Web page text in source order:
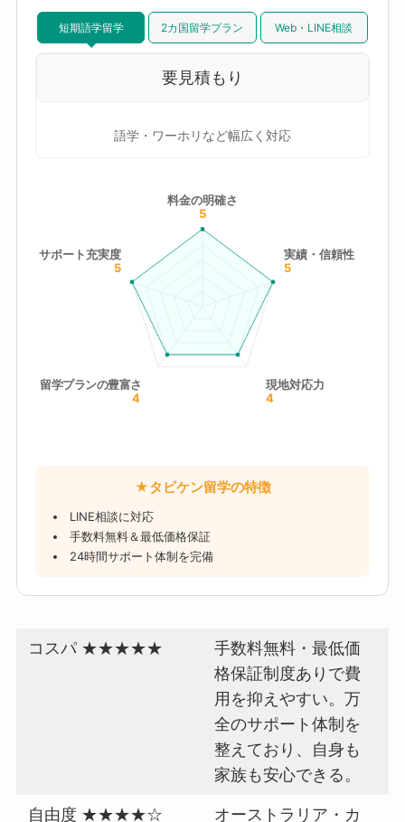
短期語学留学 2カ国留学プラン Web・LINE相談
要見積もり
語学・ワーホリなど幅広く対応
料金の明確さ
5
サポート充実度
5
留学プランの豊富さ
4
現地対応力
4
実績・信頼性
5
★タビケン留学の特徴
LINE相談に対応
手数料無料＆最低価格保証
24時間サポート体制を完備
コスパ ★★★★★
手数料無料・最低価
格保証制度ありで費
用を抑えやすい。万
全のサポート体制を
整えており、自身も
家族も安心できる。
自由度 ★★★★☆ オーストラリア・カ